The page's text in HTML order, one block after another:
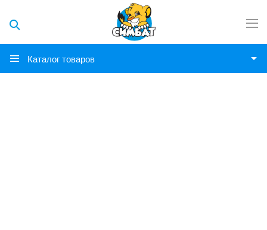
Каталог товаров